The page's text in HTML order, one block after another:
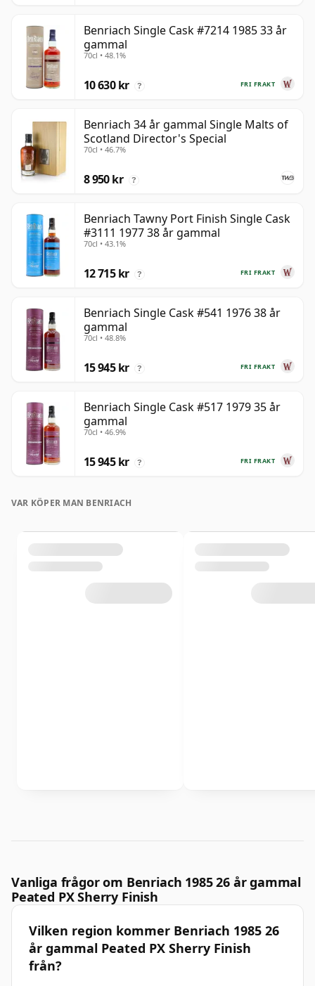
Benriach Single Cask #7214 1985 33 år
gammal
70cl • 48.1%
FRI FRAKT
10 630 kr ?
Benriach 34 år gammal Single Malts of
Scotland Director's Special
70cl • 46.7%
8 950 kr ?
Benriach Tawny Port Finish Single Cask
#3111 1977 38 år gammal
70cl • 43.1%
FRI FRAKT
12 715 kr ?
Benriach Single Cask #541 1976 38 år
gammal
70cl • 48.8%
FRI FRAKT
15 945 kr ?
Benriach Single Cask #517 1979 35 år
gammal
70cl • 46.9%
FRI FRAKT
15 945 kr ?
VAR KÖPER MAN BENRIACH
Vanliga frågor om Benriach 1985 26 år gammal
Peated PX Sherry Finish
Vilken region kommer Benriach 1985 26
år gammal Peated PX Sherry Finish
från?